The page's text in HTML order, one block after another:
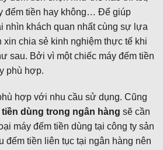
đếm tiền hay không… Để giúp
nhìn khách quan nhất cùng sự lựa
xin chia sẻ kinh nghiệm thực tế khi
sau. Bởi vì một chiếc máy đếm tiền
phù hợp.
hợp với nhu cầu sử dụng. Cũng
tiền dùng trong ngân hàng sẽ cần
máy đếm tiền dùng tại công ty sản
đếm tiền liên tục tại ngân hàng nên